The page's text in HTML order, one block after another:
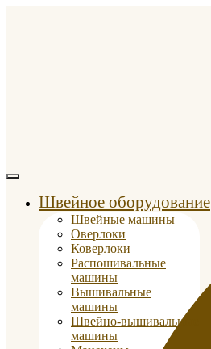
Швейное оборудование
Швейные машины
Оверлоки
Коверлоки
Распошивальные
машины
Вышивальные
машины
Швейно-вышивальные
машины